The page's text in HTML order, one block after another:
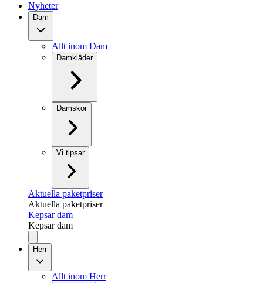
Nyheter
Dam
Allt inom Dam
Damkläder
Damskor
Vi tipsar
Aktuella paketpriser
Aktuella paketpriser
Kepsar dam
Kepsar dam
Herr
Allt inom Herr